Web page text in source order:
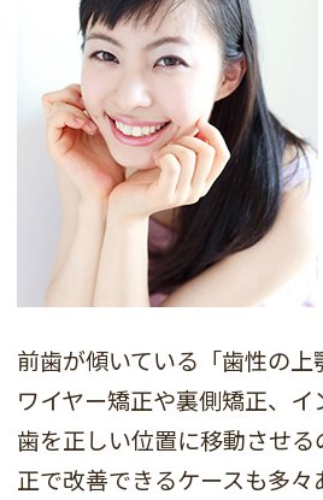
前歯が傾いている「歯性の上
ワイヤー矯正や裏側矯正、
歯を正しい位置に移動させ
正で改善できるケースも多